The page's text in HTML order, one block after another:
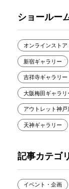
ショールー
オンラインストア
新宿ギャラリー
吉祥寺ギャラリー
大阪梅田ギャラリ
アウトレット神戸
天神ギャラリー
記事カテゴリ
イベント・企画